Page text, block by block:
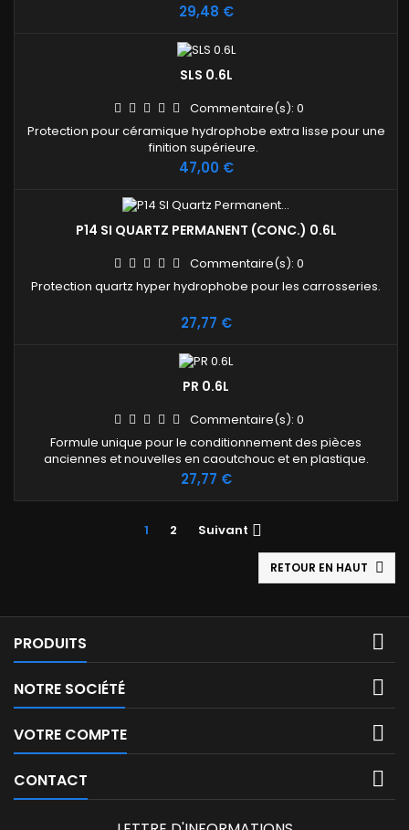
Prix
29,48 €
SLS 0.6L
Commentaire(s): 0
Protection pour céramique hydrophobe extra lisse pour une
finition supérieure.
Prix
47,00 €
P14 SI QUARTZ PERMANENT (CONC.) 0.6L
Commentaire(s): 0
Protection quartz hyper hydrophobe pour les carrosseries.
Prix
27,77 €
PR 0.6L
Commentaire(s): 0
Formule unique pour le conditionnement des pièces
anciennes et nouvelles en caoutchouc et en plastique.
Prix
27,77 €
1 2 Suivant 
RETOUR EN HAUT 
PRODUITS 
NOTRE SOCIÉTÉ 
VOTRE COMPTE 
CONTACT 